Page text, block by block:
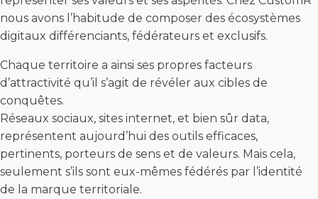
nous avons l’habitude de composer des écosystèmes
digitaux différenciants, fédérateurs et exclusifs.
Chaque territoire a ainsi ses propres facteurs
d’attractivité qu’il s’agit de révéler aux cibles de
conquêtes.
Réseaux sociaux, sites internet, et bien sûr data,
représentent aujourd’hui des outils efficaces,
pertinents, porteurs de sens et de valeurs. Mais cela,
seulement s’ils sont eux-mêmes fédérés par l’identité
de la marque territoriale.